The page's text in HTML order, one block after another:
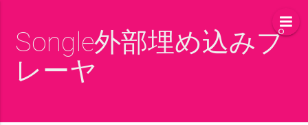
Songle外部埋め込みプ
レーヤ